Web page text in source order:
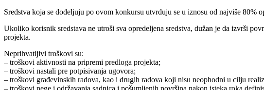
Sredstva koja se dodeljuju po ovom konkursu utvrđuju se u iznosu od najviše 80%
Ukoliko korisnik sredstava ne utroši sva opredeljena sredstva, dužan je da izvrši
projekta.
Neprihvatljivi troškovi su:
– troškovi aktivnosti na pripremi predloga projekta;
– troškovi nastali pre potpisivanja ugovora;
– troškovi građevinskih radova, kao i drugih radova koji nisu neophodni u cilju
– troškovi nege i održavanja sadnica i pošumljenih površina nakon isteka roka